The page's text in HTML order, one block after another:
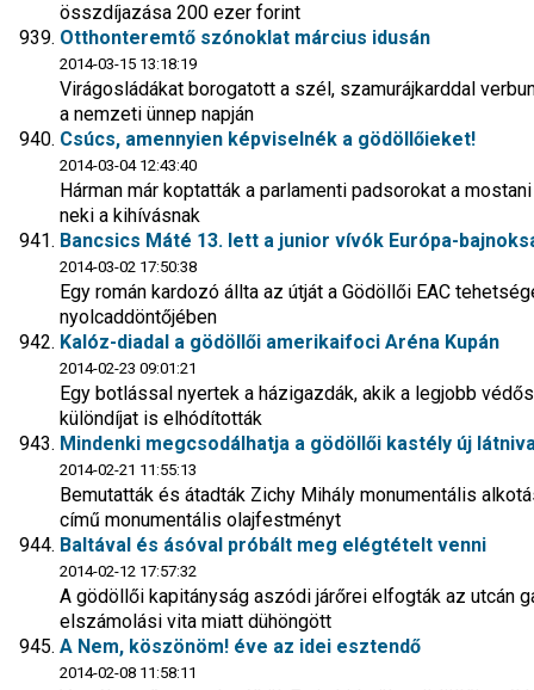
összdíjazása 200 ezer forint
Otthonteremtő szónoklat március idusán
2014-03-15 13:18:19
Virágosládákat borogatott a szél, szamurájkarddal
a nemzeti ünnep napján
Csúcs, amennyien képviselnék a gödöllőieket!
2014-03-04 12:43:40
Hárman már koptatták a parlamenti padsorokat a
neki a kihívásnak
Bancsics Máté 13. lett a junior vívók Európa-
2014-03-02 17:50:38
Egy román kardozó állta az útját a Gödöllői EAC
nyolcaddöntőjében
Kalóz-diadal a gödöllői amerikaifoci Aréna Kupán
2014-02-23 09:01:21
Egy botlással nyertek a házigazdák, akik a legjobb
különdíjat is elhódították
Mindenki megcsodálhatja a gödöllői kastély új
2014-02-21 11:55:13
Bemutatták és átadták Zichy Mihály monumentális
című monumentális olajfestményt
Baltával és ásóval próbált meg elégtételt venni
2014-02-12 17:57:32
A gödöllői kapitányság aszódi járőrei elfogták az utcán
elszámolási vita miatt dühöngött
A Nem, köszönöm! éve az idei esztendő
2014-02-08 11:58:11